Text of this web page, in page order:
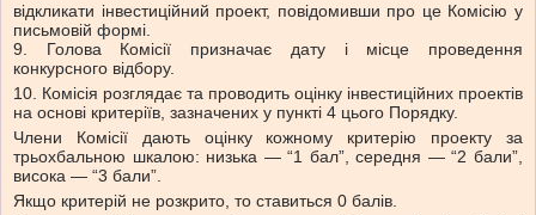
відкликати інвестиційний проект, повідомивши про це Комісію у
письмовій формі.
9. Голова Комісії призначає дату і місце проведення
конкурсного відбору.
10. Комісія розглядає та проводить оцінку інвестиційних проектів
на основі критеріїв, зазначених у пункті 4 цього Порядку.
Члени Комісії дають оцінку кожному критерію проекту за
трьохбальною шкалою: низька — “1 бал”, середня — “2 бали”,
висока — “3 бали”.
Якщо критерій не розкрито, то ставиться 0 балів.